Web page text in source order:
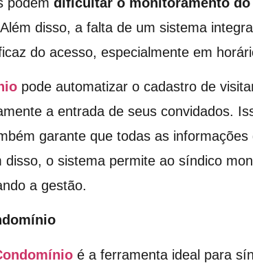
disso, a falta de um sistema
do acesso, especialmente em
pode automatizar o cadastro de
a entrada de seus convidados.
garante que todas as
disso, o sistema permite ao síndico
a gestão.
é a ferramenta ideal para